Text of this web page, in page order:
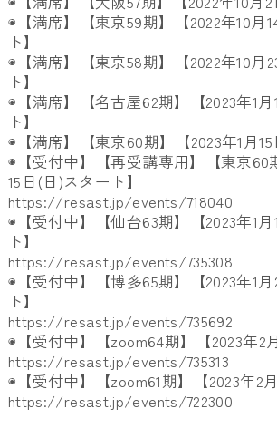
◉【満席】【東京59期】【2022年10月
ト】
◉【満席】【東京58期】【2022年10月
ト】
◉【満席】【名古屋62期】【2023年1月
ト】
◉【満席】【東京60期】【2023年1月
◉【受付中】【再受講専用】【東京60
15日(日)スタート】
https://resast.jp/events/718040
◉【受付中】【仙台63期】【2023年1月
ト】
https://resast.jp/events/735308
◉【受付中】【博多65期】【2023年1
ト】
https://resast.jp/events/735692
◉【受付中】【zoom64期】【2023年2
https://resast.jp/events/735313
◉【受付中】【zoom61期】【2023年2
https://resast.jp/events/722300